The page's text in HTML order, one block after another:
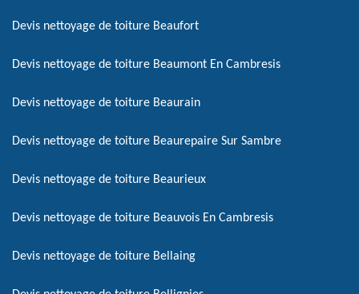
Devis nettoyage de toiture Beaufort
Devis nettoyage de toiture Beaumont En Cambresis
Devis nettoyage de toiture Beaurain
Devis nettoyage de toiture Beaurepaire Sur Sambre
Devis nettoyage de toiture Beaurieux
Devis nettoyage de toiture Beauvois En Cambresis
Devis nettoyage de toiture Bellaing